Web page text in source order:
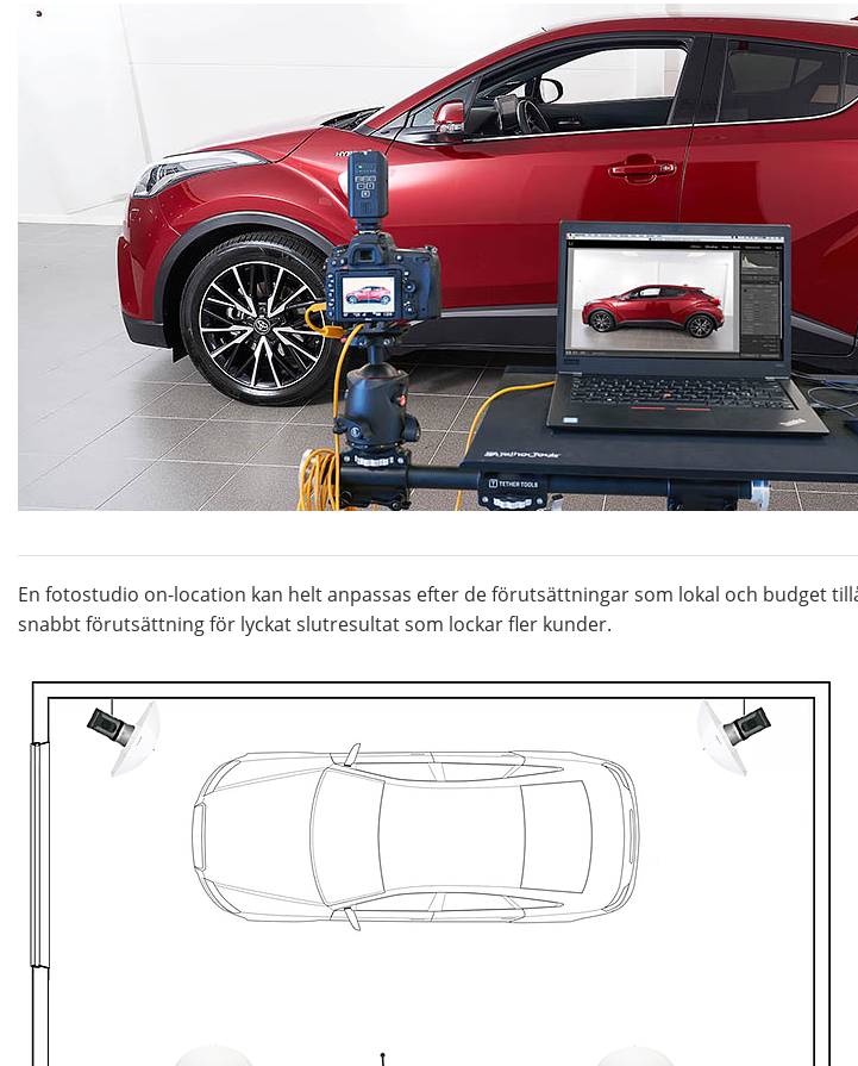
En fotostudio on-location kan helt anpassas efter de förutsättningar som lokal och budget
snabbt förutsättning för lyckat slutresultat som lockar fler kunder.